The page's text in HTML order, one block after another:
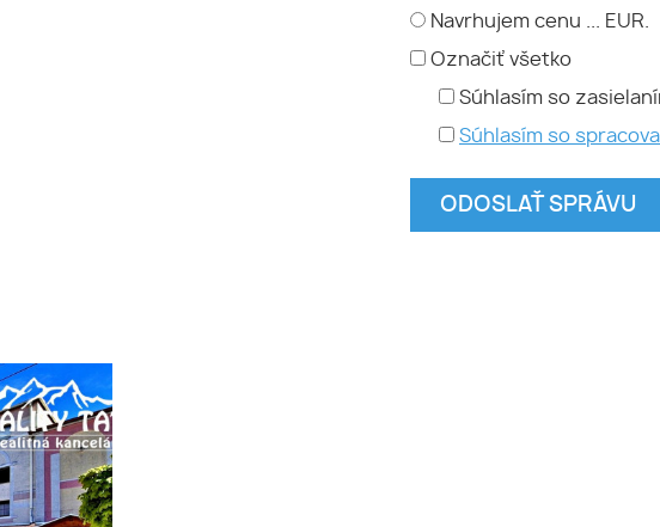
Navrhujem cenu ... EUR.
Označiť všetko
Súhlasím so
Súhlasím so